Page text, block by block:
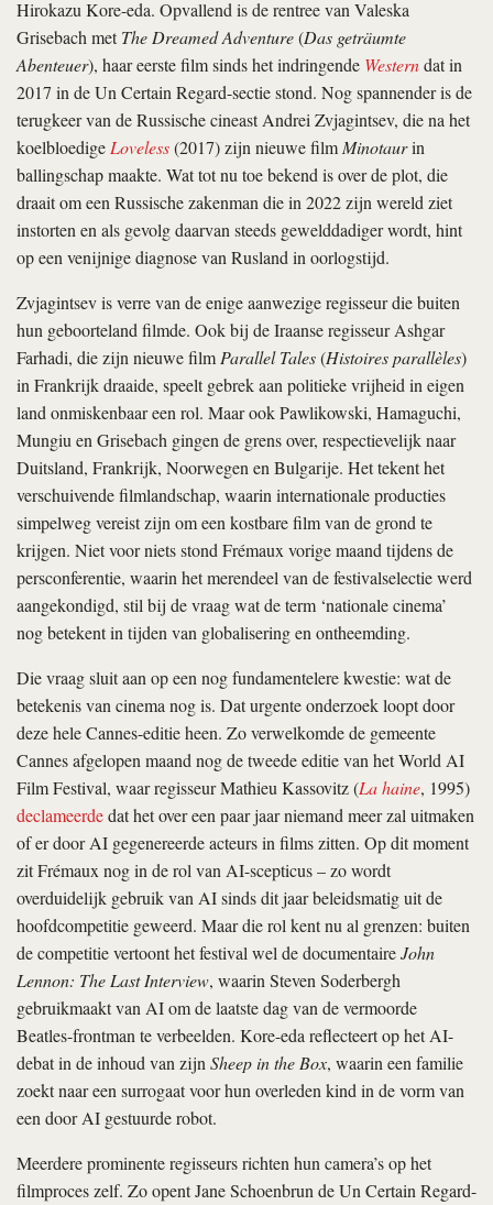
Hirokazu Kore-eda. Opvallend is de rentree van Valeska
Grisebach metThe Dreamed Adventure(Das geträumte
Abenteuer), haar eerste film sinds het indringende Westerndat in
2017 in de Un Certain Regard-sectie stond. Nog spannender is de
terugkeer van de Russische cineast Andrei Zvjagintsev, die na het
koelbloedigeLoveless(2017) zijn nieuwe filmMinotaurin
ballingschap maakte. Wat tot nu toe bekend is over de plot, die
draait om een Russische zakenman die in 2022 zijn wereld ziet
instorten en als gevolg daarvan steeds gewelddadiger wordt, hint
op een venijnige diagnose van Rusland in oorlogstijd.
Zvjagintsev is verre van de enige aanwezige regisseur die buiten
hun geboorteland filmde. Ook bij de Iraanse regisseur Ashgar
Farhadi, die zijn nieuwe filmParallel Tales(Histoires parallèles)
in Frankrijk draaide, speelt gebrek aan politieke vrijheid in eigen
land onmiskenbaar een rol. Maar ook Pawlikowski, Hamaguchi,
Mungiu en Grisebach gingen de grens over, respectievelijk naar
Duitsland, Frankrijk, Noorwegen en Bulgarije. Het tekent het
verschuivende filmlandschap, waarin internationale producties
simpelweg vereist zijn om een kostbare film van de grond te
krijgen. Niet voor niets stond Frémaux vorige maand tijdens de
persconferentie, waarin het merendeel van de festivalselectie werd
aangekondigd, stil bij de vraag wat de term ‘nationale cinema’
nog betekent in tijden van globalisering en ontheemding.
Die vraag sluit aan op een nog fundamentelere kwestie: wat de
betekenis van cinema nog is. Dat urgente onderzoek loopt door
deze hele Cannes-editie heen. Zo verwelkomde de gemeente
Cannes afgelopen maand nog de tweede editie van het World AI
Film Festival, waar regisseur Mathieu Kassovitz (La haine, 1995)
declameerdedat het over een paar jaar niemand meer zal uitmaken
of er door AI gegenereerde acteurs in films zitten. Op dit moment
zit Frémaux nog in de rol van AI-scepticus – zo wordt
overduidelijk gebruik van AI sinds dit jaar beleidsmatig uit de
hoofdcompetitie geweerd. Maar die rol kent nu al grenzen: buiten
de competitie vertoont het festival wel de documentaireJohn
Lennon: The Last Interview, waarin Steven Soderbergh
gebruikmaakt van AI om de laatste dag van de vermoorde
Beatles-frontman te verbeelden. Kore-eda reflecteert op het AI-
debat in de inhoud van zijnSheep in the Box, waarin een familie
zoekt naar een surrogaat voor hun overleden kind in de vorm van
een door AI gestuurde robot.
Meerdere prominente regisseurs richten hun camera’s op het
filmproces zelf. Zo opent Jane Schoenbrun de Un Certain Regard-